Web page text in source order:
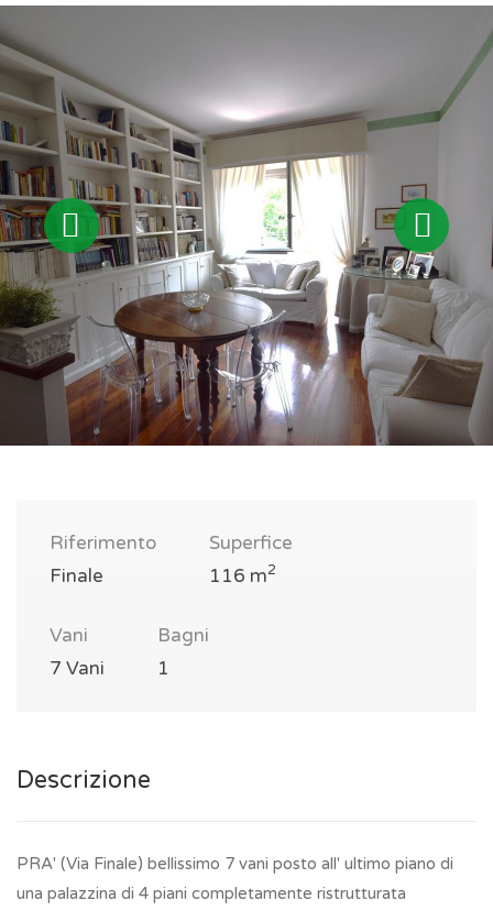
Riferimento
Finale
Superfice
116 m2
Vani
7 Vani
Bagni
1
Descrizione
PRA' (Via Finale) bellissimo 7 vani posto all' ultimo piano di
una palazzina di 4 piani completamente ristrutturata